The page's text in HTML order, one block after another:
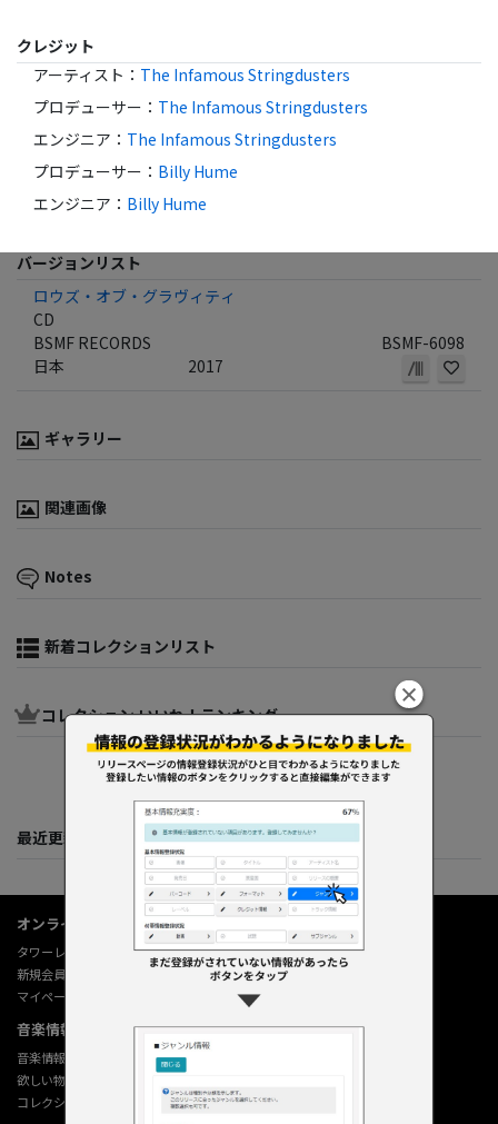
クレジット
アーティスト ： The Infamous Stringdusters
プロデューサー ： The Infamous Stringdusters
エンジニア ： The Infamous Stringdusters
プロデューサー ： Billy Hume
エンジニア ： Billy Hume
バージョンリスト
ロウズ・オブ・グラヴィティ
CD
BSMF RECORDS
BSMF-6098
日本
2017
ギャラリー
関連画像
Notes
新着コレクションリスト
コレクション いいね！ランキング
最近更新してくれた人たち
オンラインショップ情報
タワーレコード オンライン
新規会員登録
マイページ
音楽情報データベース
音楽情報データベース
欲しい物リストの使い方
コレクション機能の使い方